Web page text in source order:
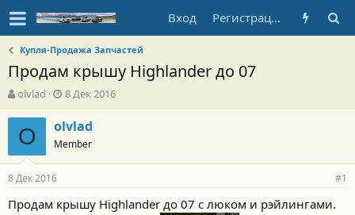
Вход Регистрация
Купля-Продажа Запчастей
Продам крышу Highlander до 07
А
в
т
о
т
е
м
ы
olvlad
Д
а
т
а
н
а
а
л
8 Дек 2016
O olvlad
Member
8 Дек 2016 #1
Продам крышу Highlander до 07 с люком и рэйлингами.